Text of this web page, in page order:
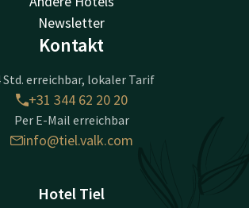
Newsletter
Kontakt
Std. erreichbar, lokaler Tarif
+31 344 62 20 20
Per E-Mail erreichbar
info@tiel.valk.com
Hotel Tiel